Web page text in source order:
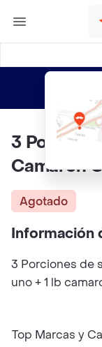
3
Camaron
Agotado
Información
3 Porciones de
uno + 1 lb
Top Marcas y